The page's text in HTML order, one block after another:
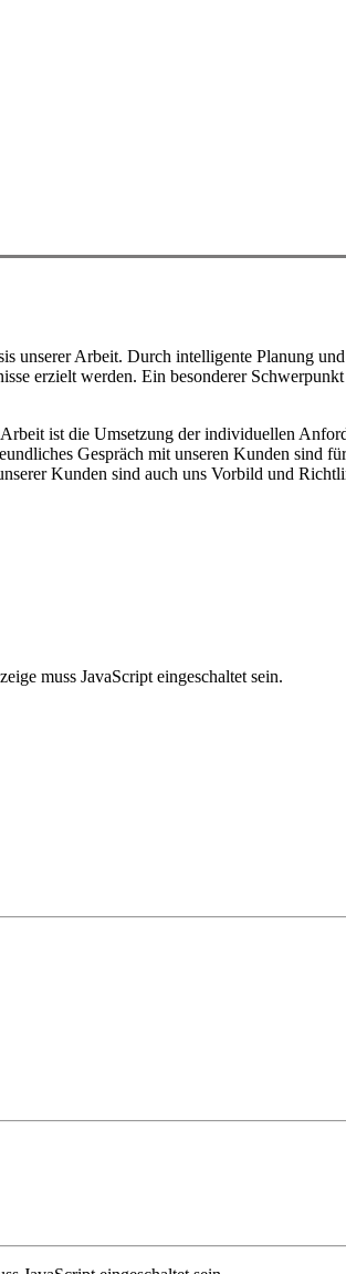
unserer Arbeit. Durch intelligente Planung
erzielt werden. Ein besonderer
ist die Umsetzung der individuellen
Gespräch mit unseren Kunden sind
Kunden sind auch uns Vorbild und
muss JavaScript eingeschaltet sein.